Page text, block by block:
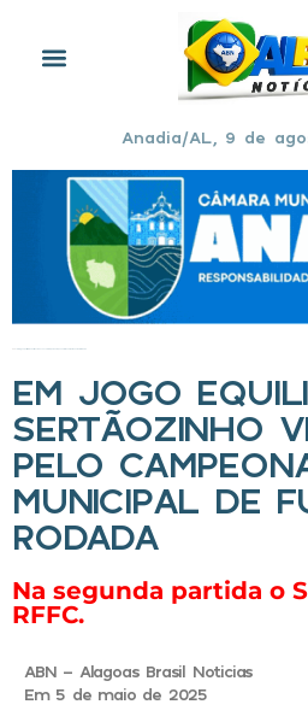
Anadia/AL, 9 de
EM JOGO
SERTÃOZINHO
PELO
MUNICIPAL DE
RODADA
Na segunda partida o
RFFC.
ABN - Alagoas Brasil Noticias
Em 5 de maio de 2025